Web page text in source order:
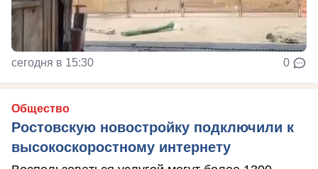
сегодня в 15:30 0
Общество
Ростовскую новостройку подключили к
высокоскоростному интернету